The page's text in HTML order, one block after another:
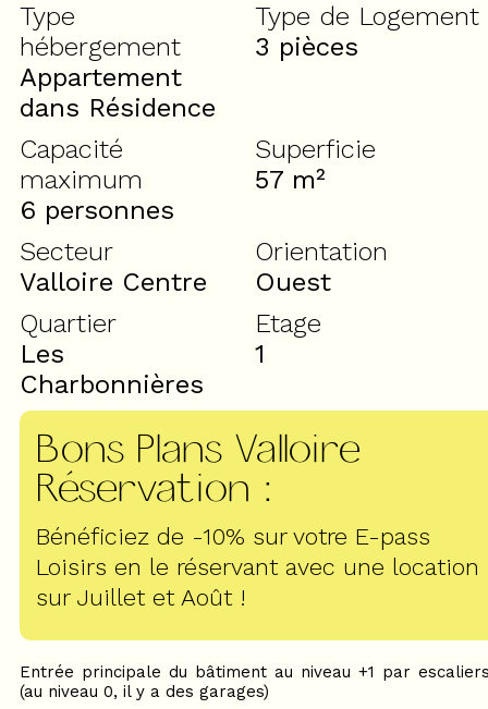
Type
hébergement
Appartement
dans Résidence
Type de Logement
3 pièces
Capacité
maximum
6 personnes
Superficie
57 m²
Secteur
Valloire Centre
Orientation
Ouest
Quartier
Les
Charbonnières
Etage
1
Bons Plans Valloire
Réservation :
Bénéficiez de -10% sur votre E-pass
Loisirs en le réservant avec une location
sur Juillet et Août !
Entrée principale du bâtiment au niveau +1 par
(au niveau 0, il y a des garages)